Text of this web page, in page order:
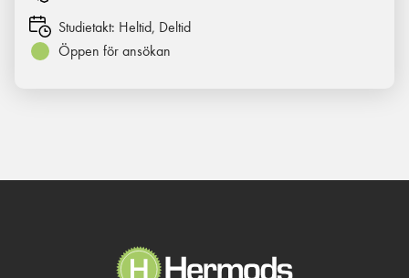
Studietakt: Heltid, Deltid
Öppen för ansökan